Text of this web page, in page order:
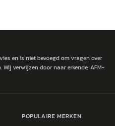
en is niet bevoegd om vragen over
verwijzen door naar erkende, AFM-
POPULAIRE MERKEN